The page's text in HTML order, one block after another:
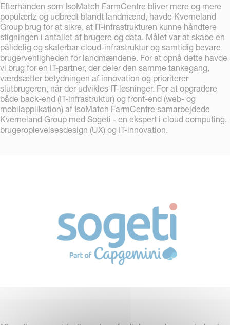
Efterhånden som IsoMatch FarmCentre bliver mere og mere
populærtz og udbredt blandt landmænd, havde Kverneland
Group brug for at sikre, at IT-infrastrukturen kunne håndtere
stigningen i antallet af brugere og data. Målet var at skabe en
pålidelig og skalerbar cloud-infrastruktur og samtidig bevare
brugervenligheden for landmændene. For at opnå dette havde
vi brug for en IT-partner, der deler den samme tankegang,
værdsætter betydningen af innovation og prioriterer
slutbrugeren, når der udvikles IT-løsninger. For at opgradere
både back-end (IT-infrastruktur) og front-end (web- og
mobilapplikation) af IsoMatch FarmCentre samarbejdede
Kverneland Group med Sogeti - en ekspert i cloud computing,
brugeroplevelsesdesign (UX) og IT-innovation.